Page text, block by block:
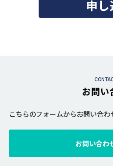
お問い
こちらのフォームからお問い合
お問い合わ